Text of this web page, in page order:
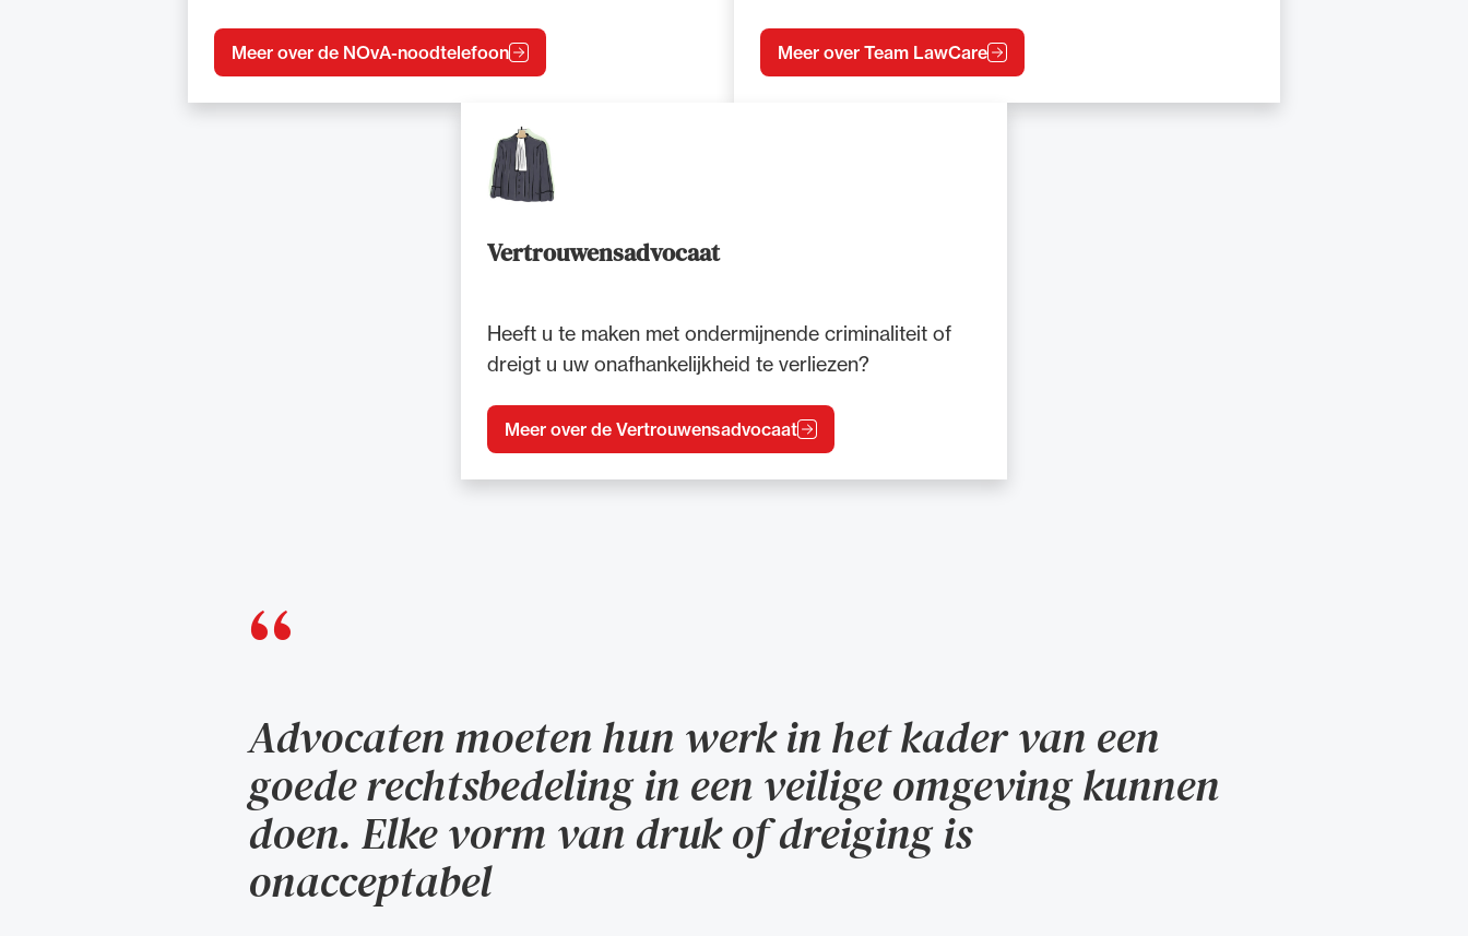
Meer over de NOvA-noodtelefoon Meer over Team LawCare
Vertrouwensadvocaat
Heeft u te maken met ondermijnende criminaliteit of
dreigt u uw onafhankelijkheid te verliezen?
Meer over de Vertrouwensadvocaat
Advocaten moeten hun werk in het kader van een
goede rechtsbedeling in een veilige omgeving kunnen
doen. Elke vorm van druk of dreiging is
onacceptabel